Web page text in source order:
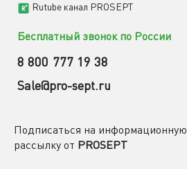
Rutube канал PROSEPT
Бесплатный звонок по России
8 800 777 19 38
Sale@pro-sept.ru
Подписаться на информационную
рассылку от PROSEPT